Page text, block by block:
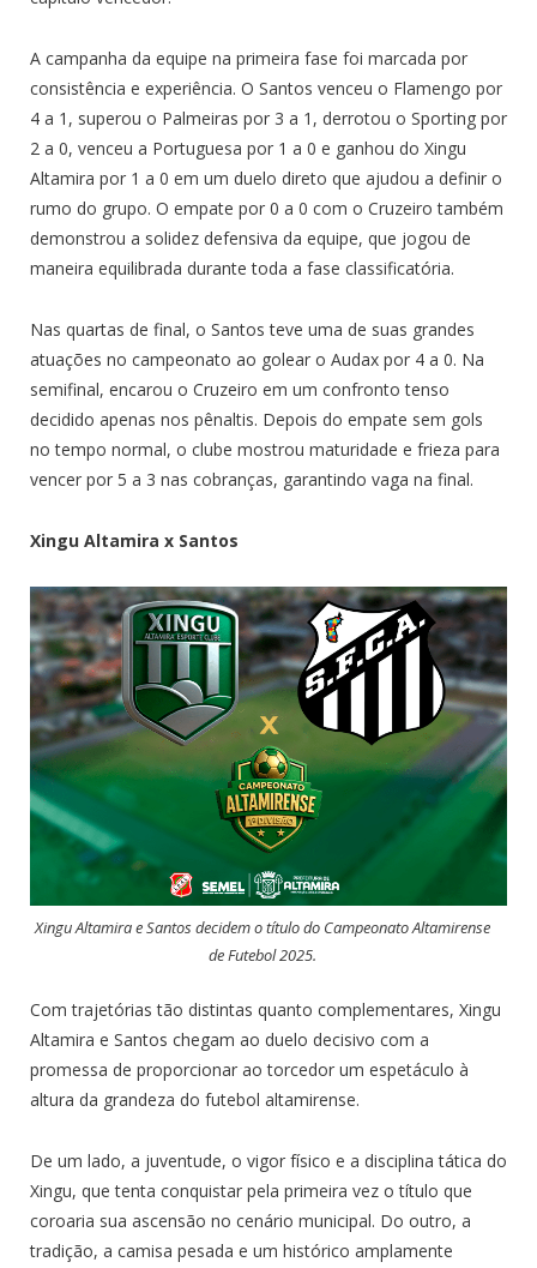
A campanha da equipe na primeira fase foi marcada por
consistência e experiência. O Santos venceu o Flamengo por
4 a 1, superou o Palmeiras por 3 a 1, derrotou o Sporting por
2 a 0, venceu a Portuguesa por 1 a 0 e ganhou do Xingu
Altamira por 1 a 0 em um duelo direto que ajudou a definir o
rumo do grupo. O empate por 0 a 0 com o Cruzeiro também
demonstrou a solidez defensiva da equipe, que jogou de
maneira equilibrada durante toda a fase classificatória.
Nas quartas de final, o Santos teve uma de suas grandes
atuações no campeonato ao golear o Audax por 4 a 0. Na
semifinal, encarou o Cruzeiro em um confronto tenso
decidido apenas nos pênaltis. Depois do empate sem gols
no tempo normal, o clube mostrou maturidade e frieza para
vencer por 5 a 3 nas cobranças, garantindo vaga na final.
Xingu Altamira x Santos
Xingu Altamira e Santos decidem o título do Campeonato Altamirense
de Futebol 2025.
Com trajetórias tão distintas quanto complementares, Xingu
Altamira e Santos chegam ao duelo decisivo com a
promessa de proporcionar ao torcedor um espetáculo à
altura da grandeza do futebol altamirense.
De um lado, a juventude, o vigor físico e a disciplina tática do
Xingu, que tenta conquistar pela primeira vez o título que
coroaria sua ascensão no cenário municipal. Do outro, a
tradição, a camisa pesada e um histórico amplamente